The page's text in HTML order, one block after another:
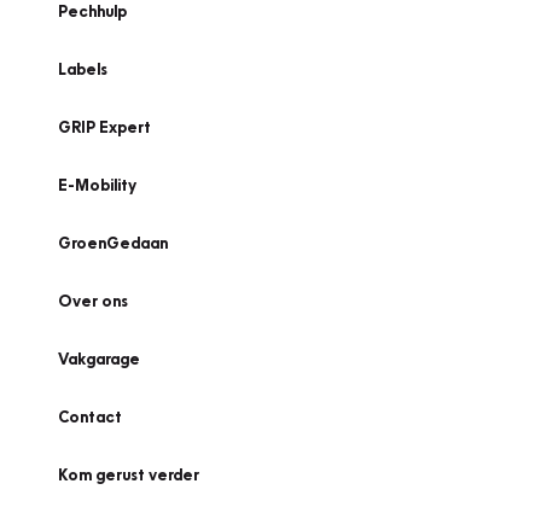
Pechhulp
Labels
GRIP Expert
E-Mobility
GroenGedaan
Over ons
Vakgarage
Contact
Kom gerust verder